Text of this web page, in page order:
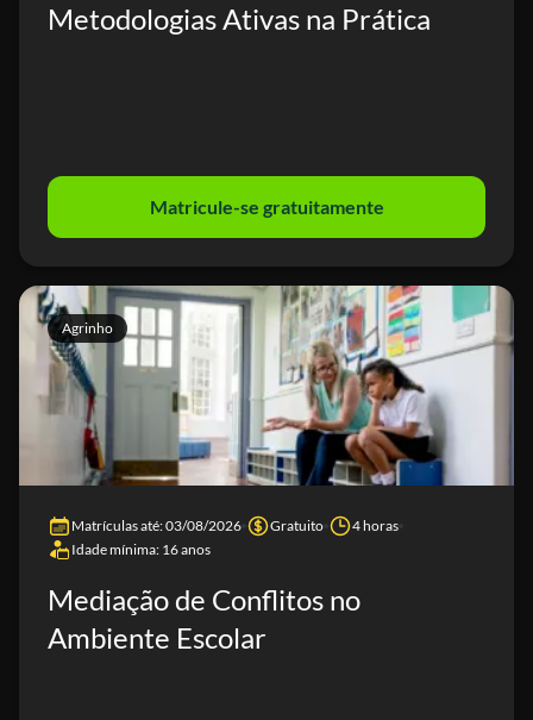
Metodologias Ativas na Prática
Matricule-se gratuitamente
Agrinho
Matrículas até: 03/08/2026 Gratuito
4 horas
Idade mínima: 16 anos
Mediação de Conflitos no
Ambiente Escolar